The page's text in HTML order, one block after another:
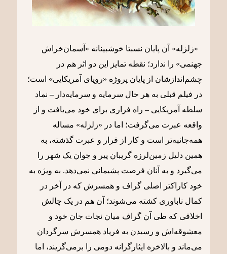
«زلزله» آن پایان نسبتا خوشبینانه «آسمان‌خراش
جهنمی» را ندارد؛ نقطه تمایز این دو اثر هم در
چشم‌اندازشان از پایان پروژه «رویای آمریکایی» است؛
در فیلم قبلی به هر حال سرمایه و سرمایه‌دار – نماد
سلطه آمریکایی – راه فراری برای خود می‌یافت و از
واقعه عبرت می‌گرفت؛ اما در «زلزله» مساله
همه‌جانبه‌تر است و کار از فرار و عبرت گذشته، به
همین دلیل زمین‌لرزه گریبان پیر و جوان یک شهر را
می‌گیرد و به آنان فرصت پشیمانی نمی‌دهد. به ویژه به
خود کاراکتر اصلی گراف و همسرش که در آخر در
کمال ناباوری کشته می‌شوند؛ آن هم در یک چالش
اخلاقی که طی آن گراف میان نجات جان خود و
معشوقه‌اش و رسیدن به فریاد همسرش سرگردان
می‌ماند و بالاخره ایثارگرانه دومی را برمی‌گزیند، اما